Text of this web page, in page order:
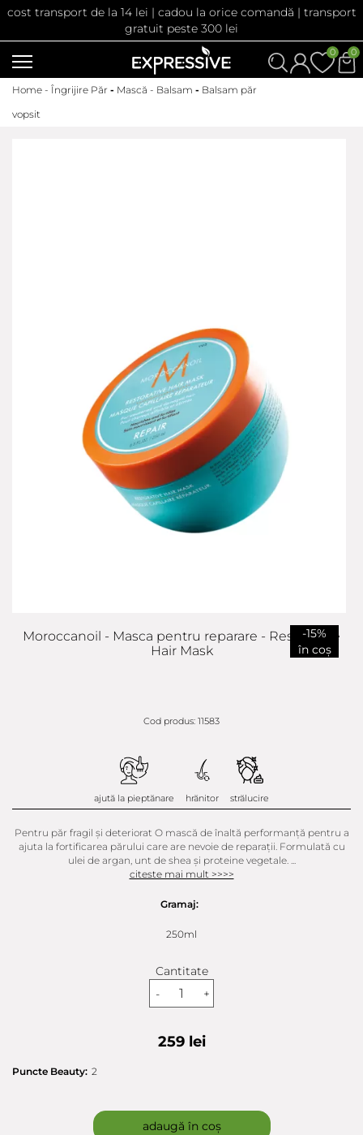
cost transport de la 14 lei | cadou la orice comandă | transport
gratuit peste 300 lei
0
0
Home - Îngrijire Păr - Mască - Balsam - Balsam păr
vopsit
Moroccanoil - Masca pentru reparare - Restorative
Hair Mask
-15%
în coș
Cod produs: 11583
ajută la pieptănare hrănitor strălucire
Pentru păr fragil și deteriorat O mască de înaltă performanță pentru a
ajuta la fortificarea părului care are nevoie de reparații. Formulată cu
ulei de argan, unt de shea și proteine vegetale. ...
citeste mai mult >>>>
Gramaj:
250ml
Cantitate
-
+
259 lei
Puncte Beauty: 2
adaugă în coș